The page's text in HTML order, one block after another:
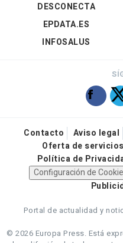
DESCONECTA
EPDATA.ES
INFOSALUS
Contacto Aviso legal
Oferta de servicios
Política de
Configuración de
Portal de actualidad y
© 2026 Europa Press. Está